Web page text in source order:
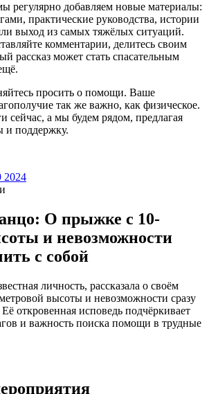
регулярно добавляем новые материалы:
практические руководства, истории
выход из самых тяжёлых ситуаций.
комментарии, делитесь своим
рассказ может стать спасательным
просить о помощи. Ваше
так же важно, как физическое.
сейчас, а мы будем рядом, предлагая
и поддержку.
2024
О прыжке с 10-
и невозможности
с собой
личность, рассказала о своём
высоты и невозможности сразу
откровенная исповедь подчёркивает
и важность поиска помощи в трудные